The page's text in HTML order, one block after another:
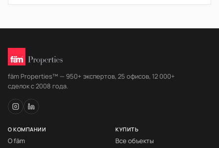
fäm Properties™ — 950+ экспертов, 25 офисов, 12 000+
сделок с 2008 года.
О КОМПАНИИ
О fäm
КУПИТЬ
Все объекты